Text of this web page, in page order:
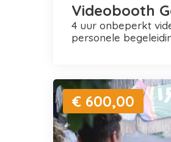
Videobooth
4 uur onbeperkt video's maken +
personele
€ 600,00